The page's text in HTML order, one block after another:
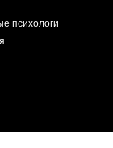
психологи